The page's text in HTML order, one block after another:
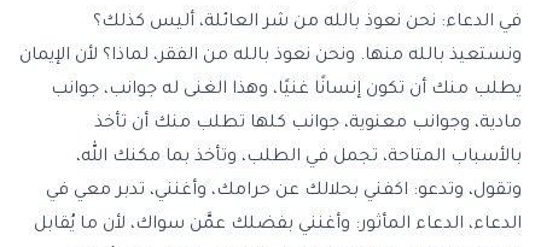
في الدعاء: نحن نعوذ بالله من شر العائلة، أليس كذلك؟
ونستعيذ بالله منها. ونحن نعوذ بالله من الفقر، لماذا؟ لأن الإيمان
يطلب منك أن تكون إنسانًا غنيًا، وهذا الغنى له جوانب، جوانب
مادية، وجوانب معنوية، جوانب كلها تطلب منك أن تأخذ
بالأسباب المتاحة، تجمل في الطلب، وتأخذ بما مكنك الله،
وتقول، وتدعو: اكفني بحلالك عن حرامك، وأغنني، تدبر معي في
الدعاء، الدعاء المأثور: وأغنني بفضلك عمَّن سواك، لأن ما يُقابل